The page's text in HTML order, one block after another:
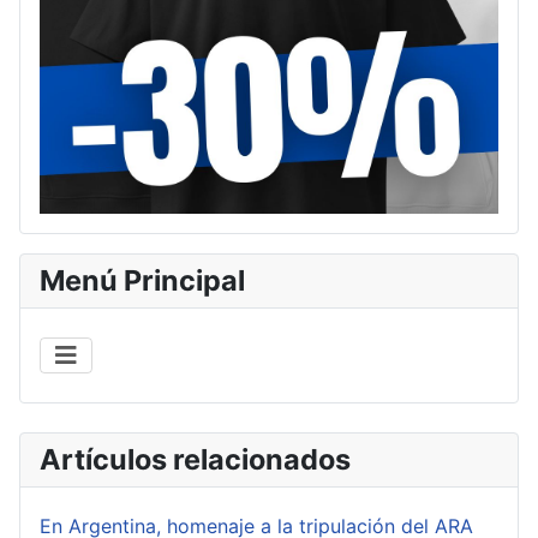
Menú Principal
Artículos relacionados
En Argentina, homenaje a la tripulación del ARA